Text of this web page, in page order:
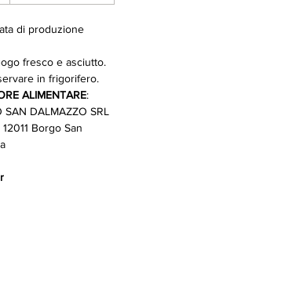
di produzione
fresco e asciutto.
in frigorifero.
ALIMENTARE:
DALMAZZO SRL
Borgo San